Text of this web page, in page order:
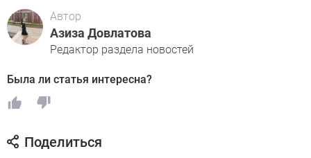
Автор
Азиза Довлатова
Редактор раздела новостей
Была ли статья интересна?
Поделиться